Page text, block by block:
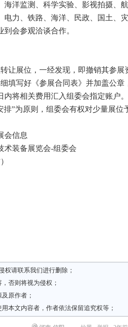
洋监测、科学实验、影视拍摄、
力、铁路、海洋、民政、国土、
会参观洽谈合作。
让展位，一经发现，即撤销其参展
填写好《参展合同表》并加盖公章
将相关费用汇入组委会指定账户。
”为原则，组委会有权对少量展位
会信息
术装备展览会-组委会
权请联系我们进行删除；
否则将视为侵权；
原作者；
本文内容者，作者依法保留追究权等；